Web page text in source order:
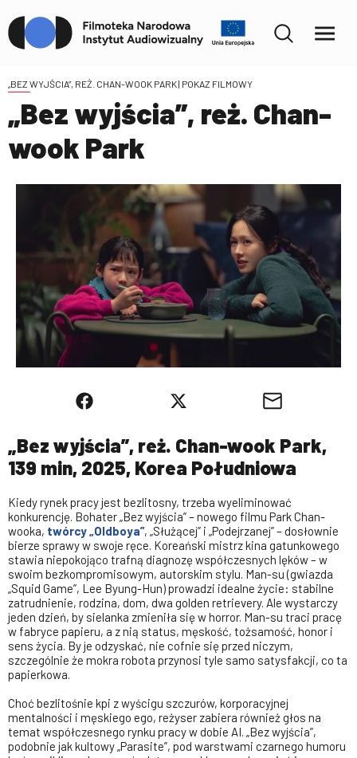
„BEZ WYJŚCIA”, REŻ. CHAN-WOOK PARK| POKAZ FILMOWY
„Bez wyjścia”, reż. Chan-
wook Park
„Bez wyjścia”, reż. Chan-wook Park,
139 min, 2025, Korea Południowa
Kiedy rynek pracy jest bezlitosny, trzeba wyeliminować
konkurencję. Bohater „Bez wyjścia” – nowego filmu Park Chan-
wooka, twórcy „Oldboya”, „Służącej” i „Podejrzanej” – dosłownie
bierze sprawy w swoje ręce. Koreański mistrz kina gatunkowego
stawia niepokojąco trafną diagnozę współczesnych lęków – w
swoim bezkompromisowym, autorskim stylu. Man-su (gwiazda
„Squid Game”, Lee Byung-Hun) prowadzi idealne życie: stabilne
zatrudnienie, rodzina, dom, dwa golden retrievery. Ale wystarczy
jeden dzień, by sielanka zmieniła się w horror. Man-su traci pracę
w fabryce papieru, a z nią status, męskość, tożsamość, honor i
sens życia. By je odzyskać, nie cofnie się przed niczym,
szczególnie że mokra robota przynosi tyle samo satysfakcji, co ta
papierkowa.
Choć bezlitośnie kpi z wyścigu szczurów, korporacyjnej
mentalności i męskiego ego, reżyser zabiera również głos na
temat współczesnego rynku pracy w dobie AI. „Bez wyjścia”,
podobnie jak kultowy „Parasite”, pod warstwami czarnego humoru